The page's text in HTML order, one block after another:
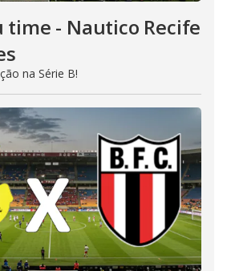
time - Nautico Recife
na Série B!